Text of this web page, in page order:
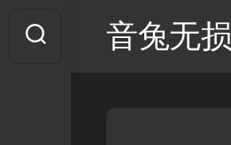
content
音兔无损